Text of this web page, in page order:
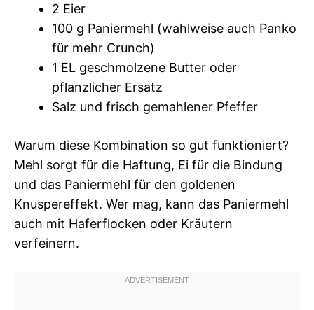
2 Eier
100 g Paniermehl (wahlweise auch Panko
für mehr Crunch)
1 EL geschmolzene Butter oder
pflanzlicher Ersatz
Salz und frisch gemahlener Pfeffer
Warum diese Kombination so gut funktioniert?
Mehl sorgt für die Haftung, Ei für die Bindung
und das Paniermehl für den goldenen
Knuspereffekt. Wer mag, kann das Paniermehl
auch mit Haferflocken oder Kräutern
verfeinern.